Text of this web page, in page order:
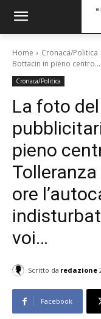
Home Cronaca/Politica
Bottacin in pieno centro...
Cronaca/Politica
La foto del
pieno
ore
voi…
Scritto da redazione
Facebook